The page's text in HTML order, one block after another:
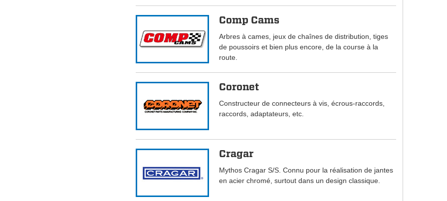
Comp Cams
Arbres à cames, jeux de chaînes de distribution, tiges
de poussoirs et bien plus encore, de la course à la
route.
Coronet
Constructeur de connecteurs à vis, écrous-raccords,
raccords, adaptateurs, etc.
Cragar
Mythos Cragar S/S. Connu pour la réalisation de jantes
en acier chromé, surtout dans un design classique.